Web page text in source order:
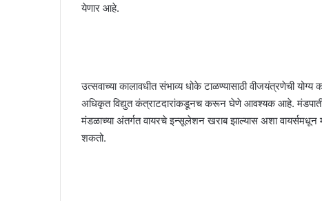
येणार आहे.
उत्सवाच्या कालावधीत संभाव्य धोके टाळण्यासाठी वीजयंत्रणेची योग्य
अधिकृत विद्युत कंत्राटदारांकडूनच करून घेणे आवश्यक आहे.
मंडळाच्या अंतर्गत वायरचे इन्सूलेशन खराब झाल्यास अशा वायर्समधून
शकतो.